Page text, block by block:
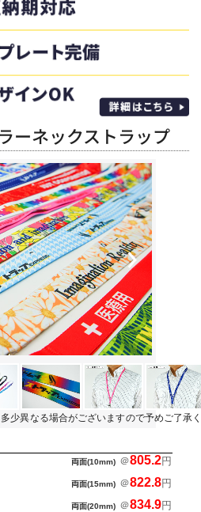
ーネックストラップ
Next
少異なる場合がございますので予めご了承
両面(10mm) ＠805.2円
両面(15mm) ＠822.8円
両面(20mm) ＠834.9円